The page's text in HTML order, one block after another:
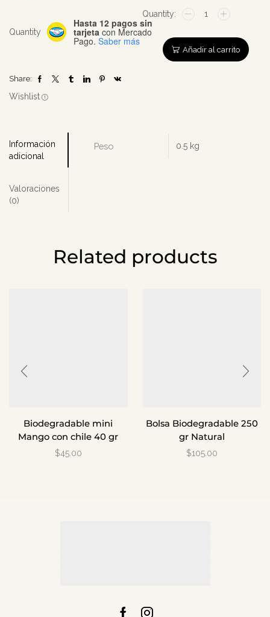
Quantity
Hasta 12 pagos sin
tarjeta con Mercado
Pago. Saber más
Bolsa
500
gr
Mango
Añadir al carrito
Share:
Wishlist
Información
adicional
Valoraciones
(0)
Peso 0.5 kg
Related products
Biodegradable mini
Mango con chile 40 gr
$45.00
Bolsa Biodegradable 250
gr Natural
$105.00